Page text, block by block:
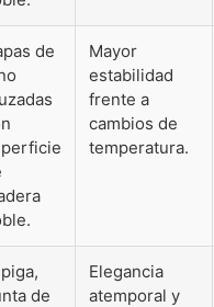
de
Mayor
estabilidad
frente a
cambios de
temperatura.
de
Elegancia
atemporal y